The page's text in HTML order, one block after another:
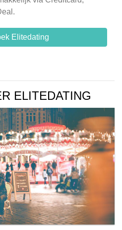
Elitedating
ELITEDATING